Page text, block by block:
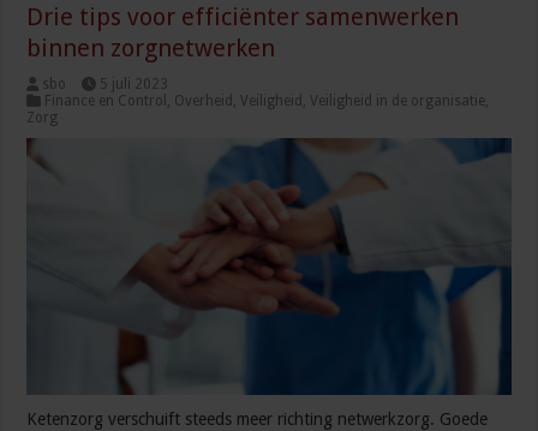
Drie tips voor efficiënter samenwerken
binnen zorgnetwerken
sbo
5 juli 2023
Finance en Control
Overheid ,Veiligheid ,Veiligheid in de organisatie
Zorg
Ketenzorg verschuift steeds meer richting netwerkzorg. Goede